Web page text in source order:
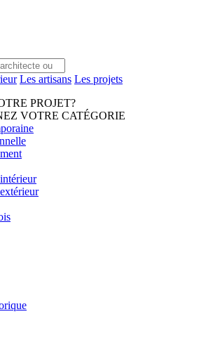
Les artisans Les projets
PROJET?
VOTRE CATÉGORIE